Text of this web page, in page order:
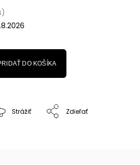
DO KOŠÍKA
Strážiť Zdieľať